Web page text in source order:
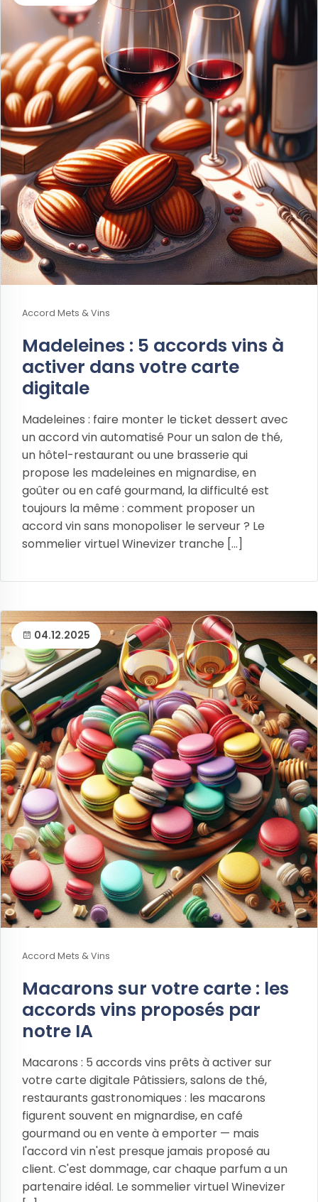
Accord Mets & Vins
Madeleines : 5 accords vins à
activer dans votre carte
digitale
Madeleines : faire monter le ticket dessert avec
un accord vin automatisé Pour un salon de thé,
un hôtel-restaurant ou une brasserie qui
propose les madeleines en mignardise, en
goûter ou en café gourmand, la difficulté est
toujours la même : comment proposer un
accord vin sans monopoliser le serveur ? Le
sommelier virtuel Winevizer tranche [...]
04.12.2025
Accord Mets & Vins
Macarons sur votre carte : les
accords vins proposés par
notre IA
Macarons : 5 accords vins prêts à activer sur
votre carte digitale Pâtissiers, salons de thé,
restaurants gastronomiques : les macarons
figurent souvent en mignardise, en café
gourmand ou en vente à emporter — mais
l'accord vin n'est presque jamais proposé au
client. C'est dommage, car chaque parfum a un
partenaire idéal. Le sommelier virtuel Winevizer